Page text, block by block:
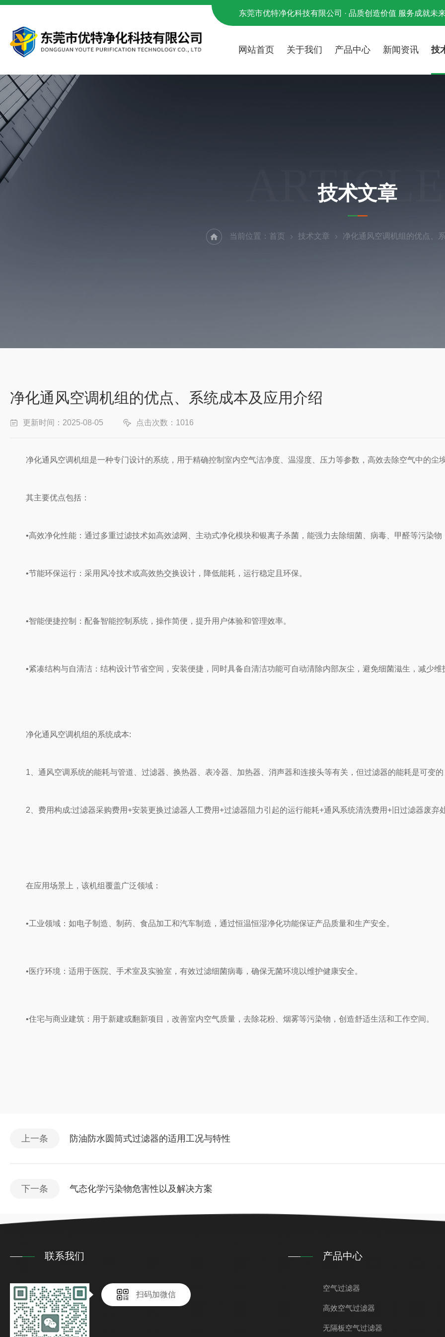
东莞市优特净化科技有限公司 · 品质创造价值 服务成就未来
网站首页 关于我们 产品中心 新闻资讯 技
ARTICLES
技术文章
当前位置： 首页 技术文章 净化通风空调机组的优点、
净化通风空调机组的优点、系统成本及应用介绍
更新时间：2025-08-05 点击次数：1016
净化通风空调机组是一种专门设计的系统，用于精确控制室内空气洁净度、温湿度、压力等参数，高效去除空气中的尘
其主要优点包括：
•高效净化性能‌：通过多重过滤技术如高效滤网、主动式净化模块和银离子杀菌，能强力去除细菌、病毒、甲醛等污染物
•节能环保运行‌：采用风冷技术或高效热交换设计，降低能耗，运行稳定且环保。
•智能便捷控制‌：配备智能控制系统，操作简便，提升用户体验和管理效率。
•紧凑结构与自清洁‌：结构设计节省空间，安装便捷，同时具备自清洁功能可自动清除内部灰尘，避免细菌滋生，减少维
净化通风空调机组的系统成本:
1、通风空调系统的能耗与管道、过滤器、换热器、表冷器、加热器、消声器和连接头等有关，但过滤器的能耗是可变的
2、费用构成:过滤器采购费用+安装更换过滤器人工费用+过滤器阻力引起的运行能耗+通风系统清洗费用+旧过滤器废弃
在应用场景上，该机组覆盖广泛领域：
•工业领域‌：如电子制造、制药、食品加工和汽车制造，通过恒温恒湿净化功能保证产品质量和生产安全。
•医疗环境‌：适用于医院、手术室及实验室，有效过滤细菌病毒，确保无菌环境以维护健康安全。
•住宅与商业建筑‌：用于新建或翻新项目，改善室内空气质量，去除花粉、烟雾等污染物，创造舒适生活和工作空间。
上一条 防油防水圆筒式过滤器的适用工况与特性
下一条 气态化学污染物危害性以及解决方案
联系我们
扫码加微信
产品中心
空气过滤器
高效空气过滤器
无隔板空气过滤器